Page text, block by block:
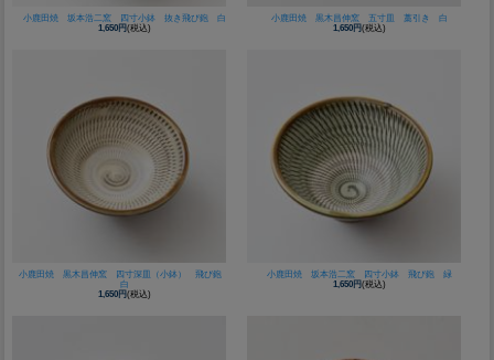
小鹿田焼 坂本浩二窯 四寸小鉢 抜き飛び鉋 白
1,650円(税込)
小鹿田焼 黒木昌伸窯 五寸皿 藁引き 白
1,650円(税込)
小鹿田焼 黒木昌伸窯 四寸深皿（小鉢） 飛び鉋
白
1,650円(税込)
小鹿田焼 坂本浩二窯 四寸小鉢 飛び鉋 緑
1,650円(税込)